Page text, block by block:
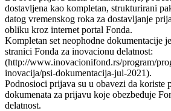
dostavljena kao kompletan, strukturirani
datog vremenskog roka za dostavljanje
obliku kroz internet portal Fonda.
Kompletan set neophodne dokumentacije
stranici Fonda za inovacionu delatnost:
(http://www.inovacionifond.rs/program/
inovacija/psi-dokumentacija-jul-2021).
Podnosioci prijava su u obavezi da koriste
dokumenata za prijavu koje obezbeđuje
delatnost.